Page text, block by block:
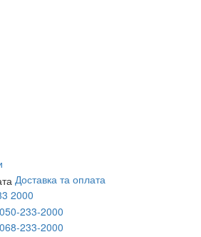
Доставка та оплата
2000
050-233-2000
068-233-2000